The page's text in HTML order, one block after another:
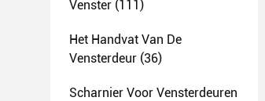
Venster (111)
Het Handvat Van De
Vensterdeur (36)
Scharnier Voor Vensterdeuren